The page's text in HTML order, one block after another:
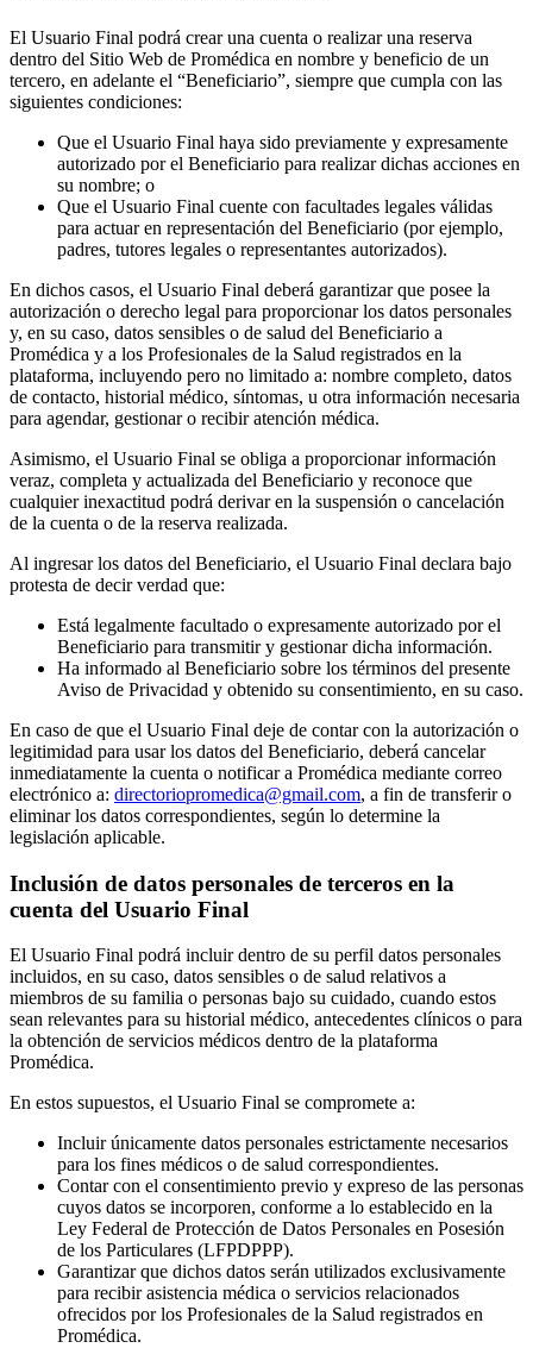
El Usuario Final podrá crear una cuenta o realizar una reserva
dentro del Sitio Web de Promédica en nombre y beneficio de un
tercero, en adelante el “Beneficiario”, siempre que cumpla con las
siguientes condiciones:
Que el Usuario Final haya sido previamente y expresamente
autorizado por el Beneficiario para realizar dichas acciones en
su nombre; o
Que el Usuario Final cuente con facultades legales válidas
para actuar en representación del Beneficiario (por ejemplo,
padres, tutores legales o representantes autorizados).
En dichos casos, el Usuario Final deberá garantizar que posee la
autorización o derecho legal para proporcionar los datos personales
y, en su caso, datos sensibles o de salud del Beneficiario a
Promédica y a los Profesionales de la Salud registrados en la
plataforma, incluyendo pero no limitado a: nombre completo, datos
de contacto, historial médico, síntomas, u otra información necesaria
para agendar, gestionar o recibir atención médica.
Asimismo, el Usuario Final se obliga a proporcionar información
veraz, completa y actualizada del Beneficiario y reconoce que
cualquier inexactitud podrá derivar en la suspensión o cancelación
de la cuenta o de la reserva realizada.
Al ingresar los datos del Beneficiario, el Usuario Final declara bajo
protesta de decir verdad que:
Está legalmente facultado o expresamente autorizado por el
Beneficiario para transmitir y gestionar dicha información.
Ha informado al Beneficiario sobre los términos del presente
Aviso de Privacidad y obtenido su consentimiento, en su caso.
En caso de que el Usuario Final deje de contar con la autorización o
legitimidad para usar los datos del Beneficiario, deberá cancelar
inmediatamente la cuenta o notificar a Promédica mediante correo
electrónico a: directoriopromedica@gmail.com, a fin de transferir o
eliminar los datos correspondientes, según lo determine la
legislación aplicable.
Inclusión de datos personales de terceros en la
cuenta del Usuario Final
El Usuario Final podrá incluir dentro de su perfil datos personales
incluidos, en su caso, datos sensibles o de salud relativos a
miembros de su familia o personas bajo su cuidado, cuando estos
sean relevantes para su historial médico, antecedentes clínicos o para
la obtención de servicios médicos dentro de la plataforma
Promédica.
En estos supuestos, el Usuario Final se compromete a:
Incluir únicamente datos personales estrictamente necesarios
para los fines médicos o de salud correspondientes.
Contar con el consentimiento previo y expreso de las personas
cuyos datos se incorporen, conforme a lo establecido en la
Ley Federal de Protección de Datos Personales en Posesión
de los Particulares (LFPDPPP).
Garantizar que dichos datos serán utilizados exclusivamente
para recibir asistencia médica o servicios relacionados
ofrecidos por los Profesionales de la Salud registrados en
Promédica.